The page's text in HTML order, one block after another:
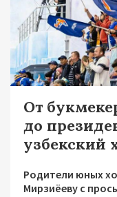
От
до
узбекский
Родители юных
Мирзиёеву с